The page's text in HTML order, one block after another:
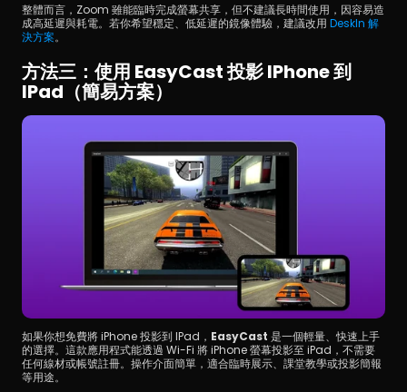
整體而言，Zoom 雖能臨時完成螢幕共享，但不建議長時間使用，因容易造
成高延遲與耗電。若你希望穩定、低延遲的鏡像體驗，建議改用 DeskIn 解
決方案。
方法三：使用 EasyCast 投影 IPhone 到
IPad（簡易方案）
如果你想免費將 iPhone 投影到 IPad， EasyCast 是一個輕量、快速上手
的選擇。這款應用程式能透過 Wi-Fi 將 iPhone 螢幕投影至 iPad，不需要
任何線材或帳號註冊。操作介面簡單，適合臨時展示、課堂教學或投影簡報
等用途。